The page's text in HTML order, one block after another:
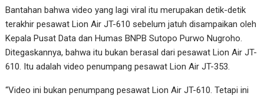
Bantahan bahwa video yang lagi viral itu merupakan detik-detik
terakhir pesawat Lion Air JT-610 sebelum jatuh disampaikan oleh
Kepala Pusat Data dan Humas BNPB Sutopo Purwo Nugroho.
Ditegaskannya, bahwa itu bukan berasal dari pesawat Lion Air JT-
610. Itu adalah video penumpang pesawat Lion Air JT-353.
“Video ini bukan penumpang pesawat Lion Air JT-610. Tetapi ini